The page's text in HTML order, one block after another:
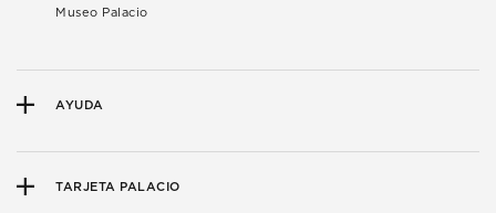
Museo Palacio
AYUDA
TARJETA PALACIO